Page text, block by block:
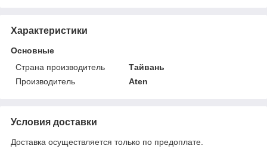
Характеристики
Основные
Страна производитель
Тайвань
Производитель
Aten
Условия доставки
Доставка осуществляется только по предоплате.